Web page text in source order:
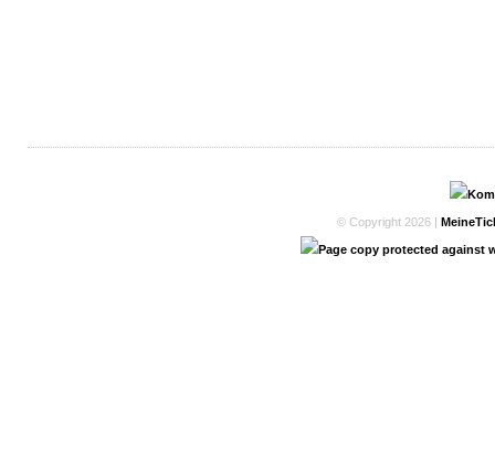
© Copyright 2026 |